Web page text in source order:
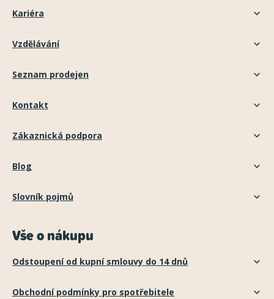
Kariéra
Vzdělávání
Seznam prodejen
Kontakt
Zákaznická podpora
Blog
Slovník pojmů
Vše o nákupu
Odstoupení od kupní smlouvy do 14 dnů
Obchodní podmínky pro spotřebitele